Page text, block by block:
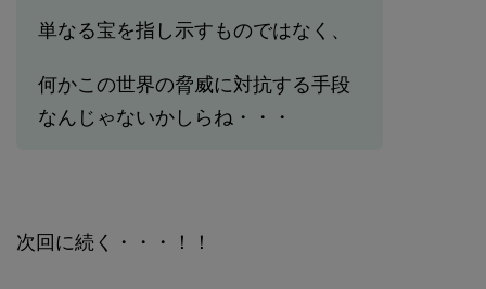
単なる宝を指し示すものではなく、
何かこの世界の脅威に対抗する手段
なんじゃないかしらね・・・
次回に続く・・・！！